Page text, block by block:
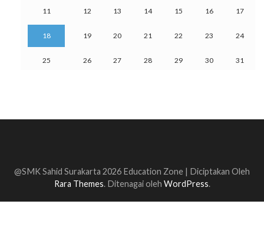
11 12 13 14 15 16 17
18 19 20 21 22 23 24
25 26 27 28 29 30 31
@SMK Sahid Surakarta 2026 Education Zone | Diciptakan Oleh
Rara Themes. Ditenagai oleh WordPress.